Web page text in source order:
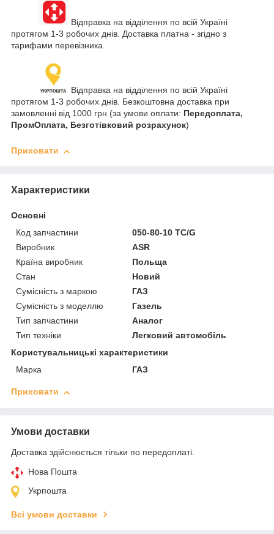
Відправка на відділення по всій Україні
протягом 1-3 робочих днів. Доставка платна - згідно з
тарифами перевізника.
Відправка на відділення по всій Україні
протягом 1-3 робочих днів. Безкоштовна доставка при
замовленні від 1000 грн (за умови оплати: Передоплата,
ПромОплата, Безготівковий розрахунок)
Приховати
Характеристики
Основні
Код запчастини
050-80-10 TC/G
Виробник
ASR
Країна виробник
Польща
Стан
Новий
Сумісність з маркою
ГАЗ
Сумісність з моделлю
Газель
Тип запчастини
Аналог
Тип техніки
Легковий автомобіль
Користувальницькі характеристики
Марка
ГАЗ
Приховати
Умови доставки
Доставка здійснюється тільки по передоплаті.
Нова Пошта
Укрпошта
Всі умови доставки